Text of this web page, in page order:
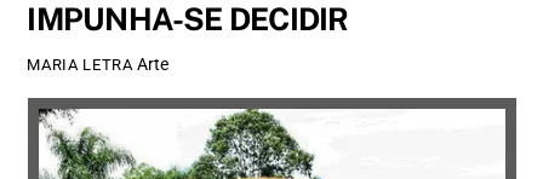
IMPUNHA-SE DECIDIR
MARIA LETRA Arte